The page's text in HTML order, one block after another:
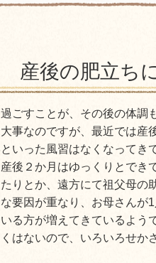
産後の肥立ち
ごすことが、その後の体調
事なのですが、最近では産
いった風習はなくなってき
後２か月はゆっくりとでき
りとか、遠方にて祖父母の
要因が重なり、お母さんが1
る方が増えてきているよう
はないので、いろいろせか